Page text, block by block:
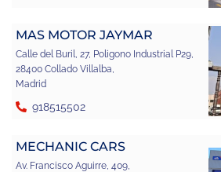
MAS MOTOR JAYMAR
Calle del Buril, 27, Poligono Industrial P29,
28400 Collado Villalba,
Madrid
918515502
MECHANIC CARS
Av. Francisco Aguirre, 409,